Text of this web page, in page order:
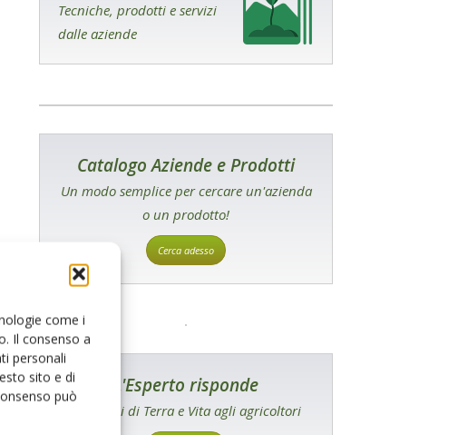
come i
Il consenso a
personali
sito e di
può
Tecniche, prodotti e servizi
dalle aziende
Catalogo Aziende e Prodotti
Un modo semplice per cercare un'azienda
o un prodotto!
Cerca adesso
L'Esperto risponde
I consigli di Terra e Vita agli agricoltori